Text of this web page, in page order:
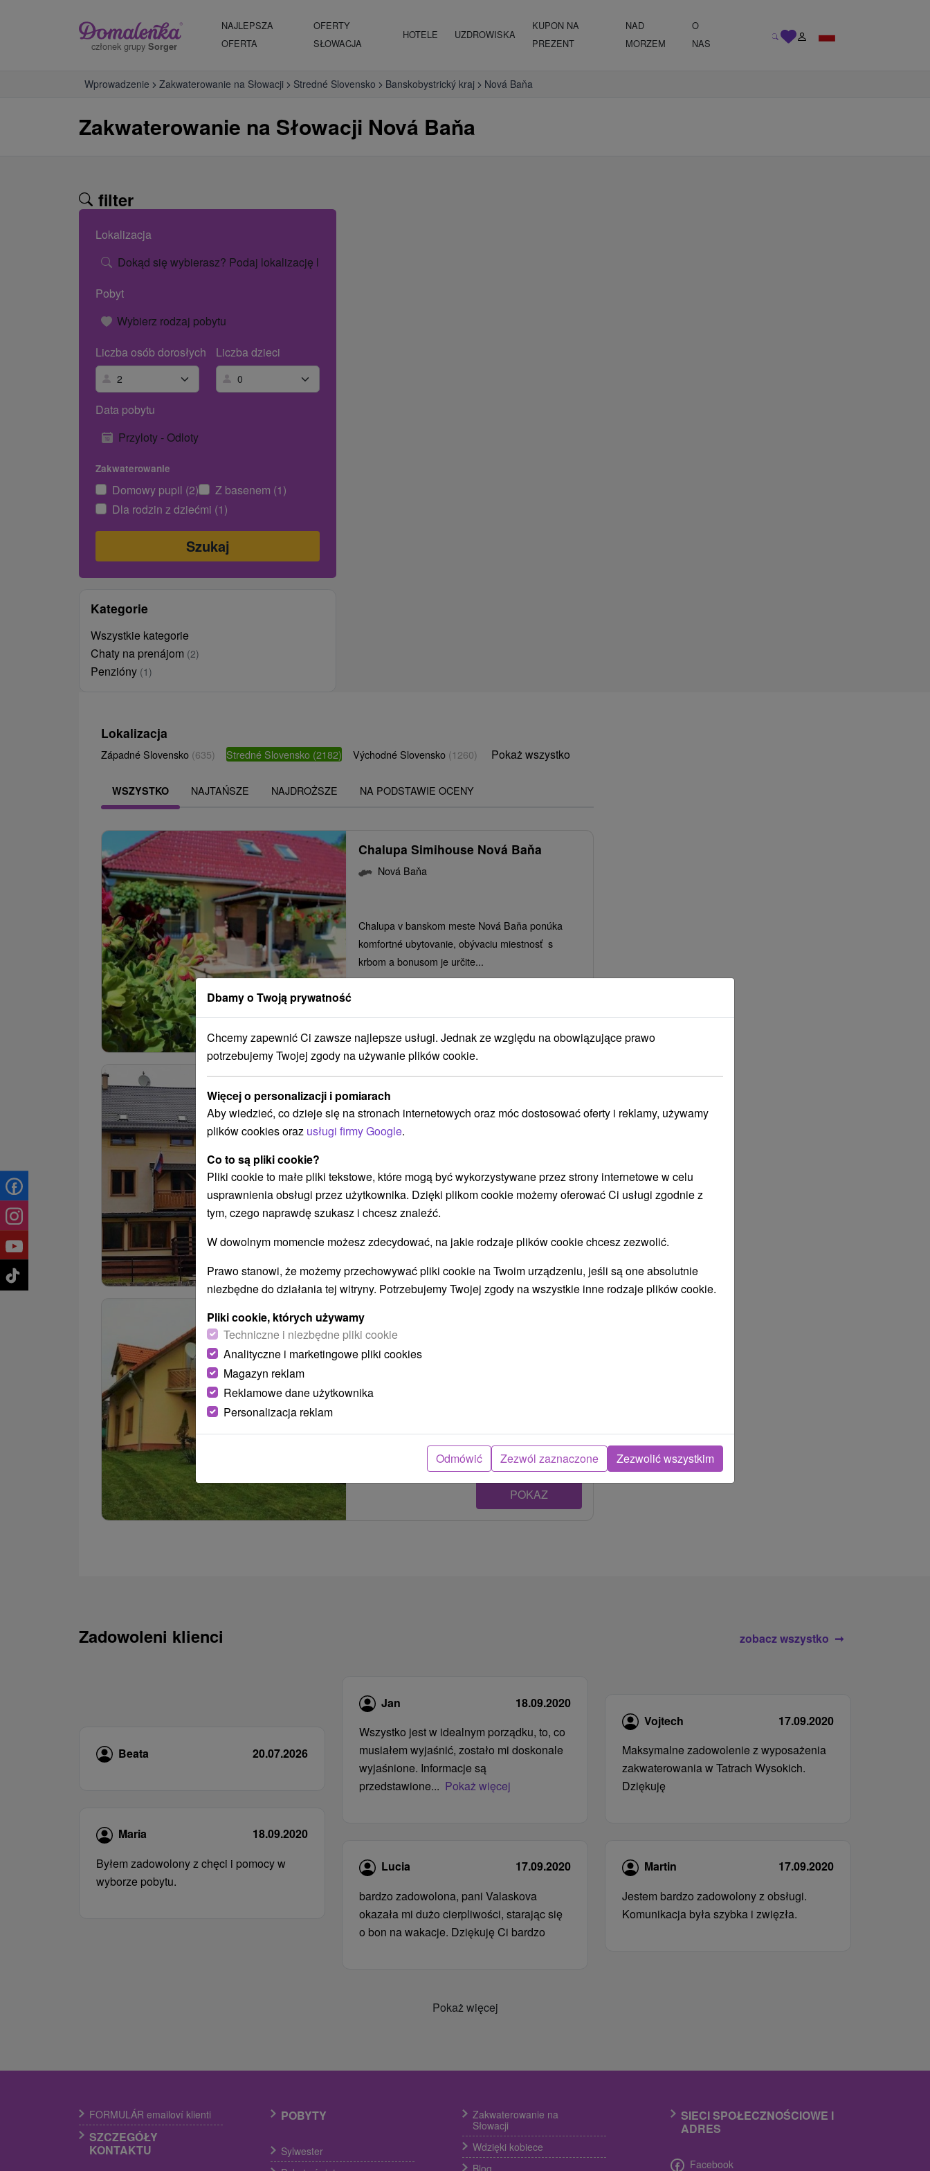
członek grupy Sorger
NAJLEPSZA
OFERTA
OFERTY
SŁOWACJA
HOTELE UZDROWISKA
KUPON NA
PREZENT
NAD
MORZEM
O
NAS
Wprowadzenie Zakwaterowanie na Słowacji Stredné Slovensko Banskobystrický kraj Nová Baňa
Zakwaterowanie na Słowacji Nová Baňa
filter
Lokalizacja
Dokąd się wybierasz? Podaj lokalizację lub nazwę hotelu.
Pobyt
Wybierz rodzaj pobytu
Liczba osób dorosłych
Liczba dzieci
Data pobytu
Przyloty - Odloty
Zakwaterowanie
Domowy pupil (2)
Z basenem (1)
Dla rodzin z dziećmi (1)
Kategorie
Wszystkie kategorie
Chaty na prenájom (2)
Penzióny (1)
Lokalizacja
Západné Slovensko (635) Stredné Slovensko (2182) Východné Slovensko (1260) Pokaż wszystko
WSZYSTKO NAJTAŃSZE NAJDROŻSZE NA PODSTAWIE OCENY
Chalupa Simihouse Nová Baňa
Nová Baňa
Chalupa v banskom meste Nová Baňa ponúka
komfortné ubytovanie, obývaciu miestnosť s
krbom a bonusom je určite...
Nová Baňa
mesta Nová Baňa. Ubytovaným hosťom je k
dispozícií 9...
Chata Kašná hôrka (pôvodne Chata
Tajch) Nová Baňa
Nová Baňa
Útulná chata v malebnej obci Štále, pri jazere
komfortnými...
POKAZ
Zadowoleni klienci zobacz wszystko
Beata 20.07.2026
Maria
18.09.2020
Byłem zadowolony z chęci i pomocy w
wyborze pobytu.
Jan
18.09.2020
Wszystko jest w idealnym porządku, to, co
musiałem wyjaśnić, zostało mi doskonale
wyjaśnione. Informacje są
przedstawione... Pokaż więcej
Lucia
17.09.2020
bardzo zadowolona, ​​pani Valaskova
okazała mi dużo cierpliwości, starając się
o bon na wakacje. Dziękuję Ci bardzo
Vojtech
17.09.2020
Maksymalne zadowolenie z wyposażenia
zakwaterowania w Tatrach Wysokich.
Dziękuję
Martin
17.09.2020
Jestem bardzo zadowolony z obsługi.
Komunikacja była szybka i zwięzła.
Pokaż więcej
FORMULÁR emailoví klienti
SZCZEGÓŁY
KONTAKTU
POBYTY
Sylwester
Zakwaterowanie na
Słowacji
Wdzięki kobiece
Blog
SIECI SPOŁECZNOŚCIOWE I
ADRES
Facebook
Dbamy o Twoją prywatność
Chcemy zapewnić Ci zawsze najlepsze usługi. Jednak ze względu na obowiązujące prawo
potrzebujemy Twojej zgody na używanie plików cookie.
Więcej o personalizacji i pomiarach
Aby wiedzieć, co dzieje się na stronach internetowych oraz móc dostosować oferty i reklamy, używamy
plików cookies oraz usługi firmy Google.
Co to są pliki cookie?
Pliki cookie to małe pliki tekstowe, które mogą być wykorzystywane przez strony internetowe w celu
usprawnienia obsługi przez użytkownika. Dzięki plikom cookie możemy oferować Ci usługi zgodnie z
tym, czego naprawdę szukasz i chcesz znaleźć.
W dowolnym momencie możesz zdecydować, na jakie rodzaje plików cookie chcesz zezwolić.
Prawo stanowi, że możemy przechowywać pliki cookie na Twoim urządzeniu, jeśli są one absolutnie
niezbędne do działania tej witryny. Potrzebujemy Twojej zgody na wszystkie inne rodzaje plików cookie.
Pliki cookie, których używamy
Techniczne i niezbędne pliki cookie
Analityczne i marketingowe pliki cookies
Magazyn reklam
Reklamowe dane użytkownika
Personalizacja reklam
Odmówić Zezwól zaznaczone Zezwolić wszystkim